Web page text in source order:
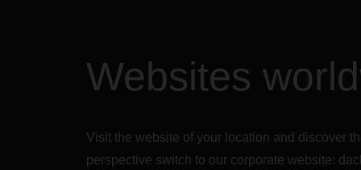
Websites
Visit the website of your location and discover
perspective switch to our corporate website: